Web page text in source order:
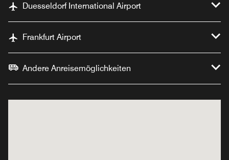
Duesseldorf International Airport
Frankfurt Airport
Andere Anreisemöglichkeiten